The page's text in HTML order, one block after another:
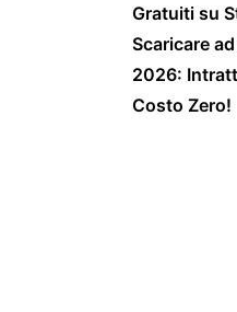
Gratuiti su
Scaricare
2026:
Costo Zero!